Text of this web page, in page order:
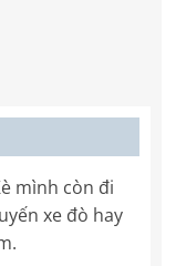
mình còn đi
xe đò hay